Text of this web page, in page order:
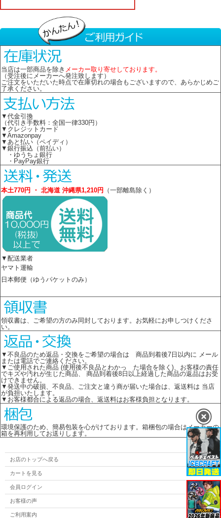
当店は一部商品を除き メーカー取り寄せしております。
（受注後にメーカーへ発注致します）
ご注文をいただいた時点で在庫切れの場合もございますので、あらかじめご
了承ください。
▼代金引換
（代引き手数料：全国一律330円）
▼クレジットカード
▼Amazonpay
▼あと払い（ペイディ）
▼銀行振込（前払い）
・ゆうちょ銀行
・PayPay銀行
本土770円 ・ 北海道 沖縄県1,210円 （一部離島除く）
▼配送業者
ヤマト運輸
日本郵便（ゆうパケットのみ）
領収書は、ご希望の方のみ同封しております。お気軽にお申しつけくださ
い。
▼不良品のため返品・交換をご希望の場合は 商品到着後7日以内に メール
または電話でご連絡ください。
▼ご使用された商品 (使用後不良品とわかっ た場合を除く)、お客様の責任
でキズや汚れが生じた商品、 商品到着後8日以上経過した商品の返品はお受
けできません。
▼発送中の破損、不良品、ご注文と違う商が届いた場合は、返送料は 当店
が負担いたします。
▼お客様都合による返品の場合、返送料はお客様負担となります。
環境保護のため、簡易包装を心がけております。箱梱包の場合はメーカーの
箱を再利用してお送りします。
お店のトップへ戻る
カートを見る
会員ログイン
お客様の声
ご利用案内